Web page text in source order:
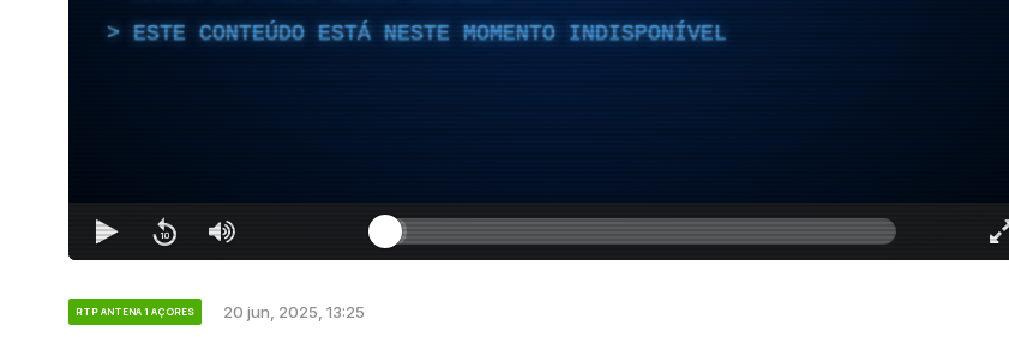
ESTE CONTEÚDO ESTÁ NESTE MOMENTO INDISPONÍVEL
RTP ANTENA 1 AÇORES 20 jun, 2025, 13:25